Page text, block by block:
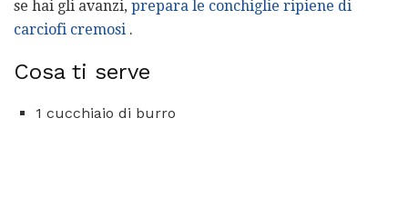
se hai gli avanzi, prepara le conchiglie ripiene di
carciofi cremosi .
Cosa ti serve
1 cucchiaio di burro